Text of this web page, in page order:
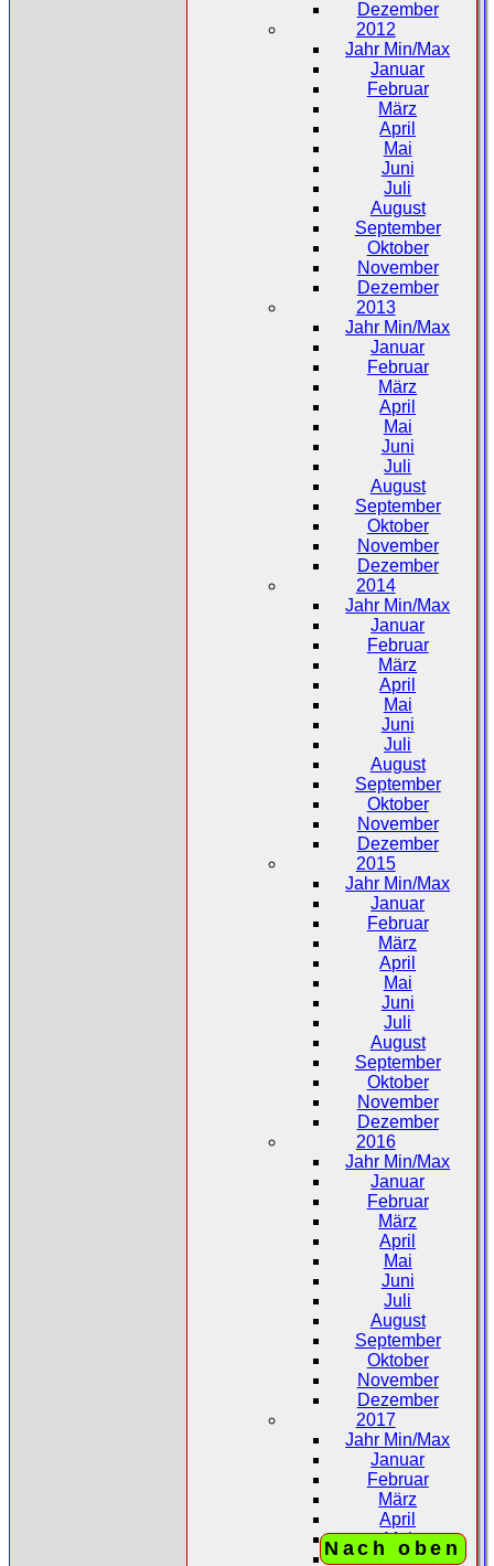
Dezember
2012
Jahr Min/Max
Januar
Februar
März
April
Mai
Juni
Juli
August
September
Oktober
November
Dezember
2013
Jahr Min/Max
Januar
Februar
März
April
Mai
Juni
Juli
August
September
Oktober
November
Dezember
2014
Jahr Min/Max
Januar
Februar
März
April
Mai
Juni
Juli
August
September
Oktober
November
Dezember
2015
Jahr Min/Max
Januar
Februar
März
April
Mai
Juni
Juli
August
September
Oktober
November
Dezember
2016
Jahr Min/Max
Januar
Februar
März
April
Mai
Juni
Juli
August
September
Oktober
November
Dezember
2017
Jahr Min/Max
Januar
Februar
März
April
Mai
Juni
Nach oben